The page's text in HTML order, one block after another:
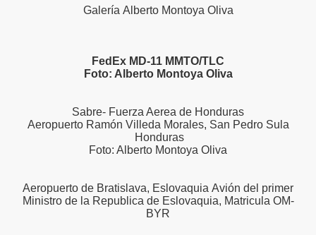
Galería Alberto Montoya Oliva
FedEx MD-11 MMTO/TLC
Foto: Alberto Montoya Oliva
Sabre- Fuerza Aerea de Honduras
Aeropuerto Ramón Villeda Morales, San Pedro Sula
Honduras
Foto: Alberto Montoya Oliva
Aeropuerto de Bratislava, Eslovaquia Avión del primer
Ministro de la Republica de Eslovaquia, Matricula OM-
BYR